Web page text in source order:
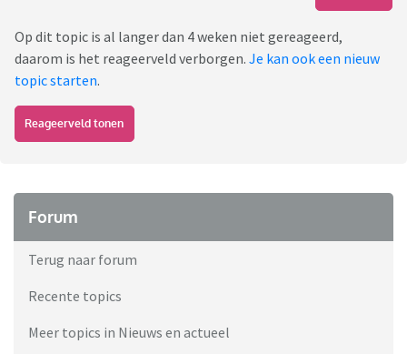
Op dit topic is al langer dan 4 weken niet gereageerd,
daarom is het reageerveld verborgen. Je kan ook een nieuw
topic starten.
Reageerveld tonen
Forum
Terug naar forum
Recente topics
Meer topics in Nieuws en actueel